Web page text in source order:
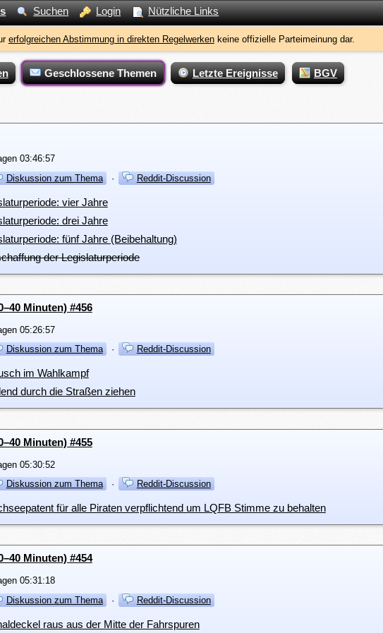
Suchen Login Nützliche Links
erfolgreichen Abstimmung in direkten Regelwerkenkeine offizielle Parteimeinung dar.
Geschlossene Themen Letzte Ereignisse BGV
03:46:57
Diskussion zum Thema · Reddit-Discussion
vier Jahre
drei Jahre
fünf Jahre (Beibehaltung)
der Legislaturperiode
Minuten) #456
05:26:57
Diskussion zum Thema · Reddit-Discussion
im Wahlkampf
durch die Straßen ziehen
Minuten) #455
05:30:52
Diskussion zum Thema · Reddit-Discussion
für alle Piraten verpflichtend um LQFB Stimme zu behalten
Minuten) #454
05:31:18
Diskussion zum Thema · Reddit-Discussion
raus aus der Mitte der Fahrspuren